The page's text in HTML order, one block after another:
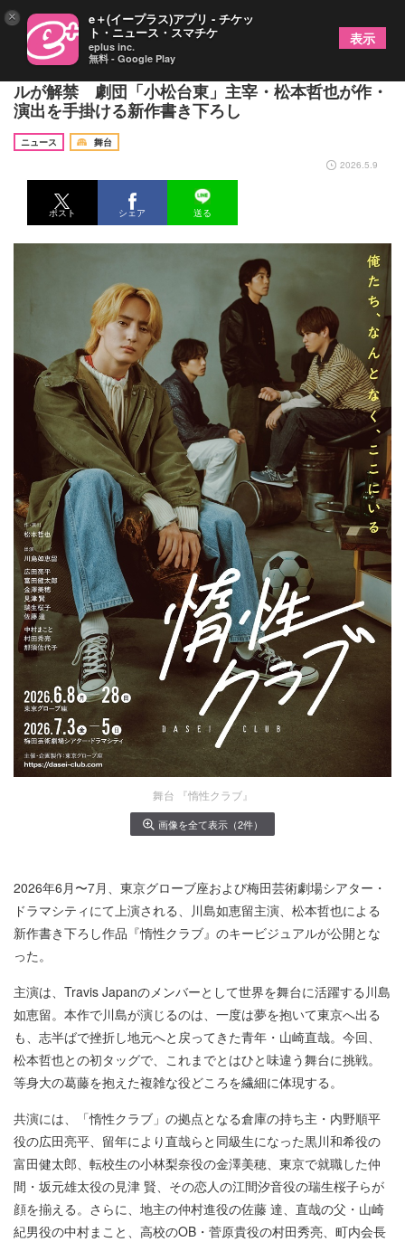
川島如恵留主演、舞台『惰性クラブ』キービジュア
ルが解禁 劇団「小松台東」主宰・松本哲也が作・
演出を手掛ける新作書き下ろし
ニュース
舞台
2026.5.9
ポスト シェア 送る
舞台 『惰性クラブ』
画像を全て表示（2件）
2026年6月〜7月、東京グローブ座および梅田芸術劇場シアター・
ドラマシティにて上演される、川島如恵留主演、松本哲也による
新作書き下ろし作品『惰性クラブ』のキービジュアルが公開とな
った。
主演は、Travis Japanのメンバーとして世界を舞台に活躍する川島
如恵留。本作で川島が演じるのは、一度は夢を抱いて東京へ出る
も、志半ばで挫折し地元へと戻ってきた青年・山崎直哉。今回、
松本哲也との初タッグで、これまでとはひと味違う舞台に挑戦。
等身大の葛藤を抱えた複雑な役どころを繊細に体現する。
共演には、「惰性クラブ」の拠点となる倉庫の持ち主・内野順平
役の広田亮平、留年により直哉らと同級生になった黒川和希役の
富田健太郎、転校生の小林梨奈役の金澤美穂、東京で就職した仲
間・坂元雄太役の見津 賢、その恋⼈の江間汐⾳役の瑞生桜子らが
顔を揃える。さらに、地主の仲村進役の佐藤 達、直哉の父・山崎
紀男役の中村まこと、高校のOB・菅原貴役の村田秀亮、町内会長
× e＋(イープラス)アプリ - チケッ
ト・ニュース・スマチケ
eplus inc.
無料 - Google Play
表示